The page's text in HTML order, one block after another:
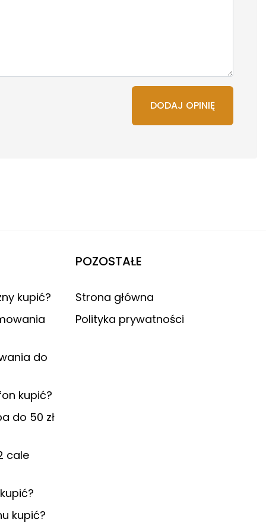
DODAJ OPINIĘ
kupić?
do
kupić?
do 50 zł
cale
kupić?
POZOSTAŁE
Strona główna
Polityka prywatności